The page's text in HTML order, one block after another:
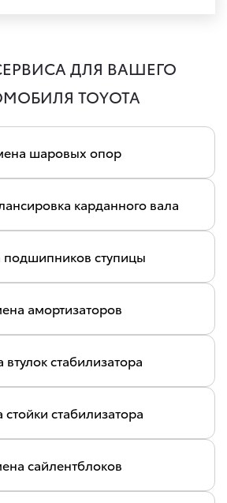
ДЛЯ ВАШЕГО
TOYOTA
шаровых опор
карданного вала
подшипников ступицы
амортизаторов
втулок стабилизатора
стабилизатора
сайлентблоков